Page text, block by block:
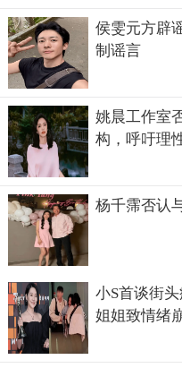
她是韩国人吗
宋雨琦虽然在说话时还有
一位地道的中国人，她是
姑娘。宋雨琦刚出道不久
碑，相信她今后在演艺圈
侯雯元方辟
制谣言
姚晨工作室
构，呼吁理
杨千霈否认
小S首谈街
姐姐致情绪